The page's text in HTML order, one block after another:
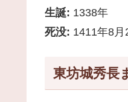
生誕: 1338年
死没: 1411年8月
東坊城秀長